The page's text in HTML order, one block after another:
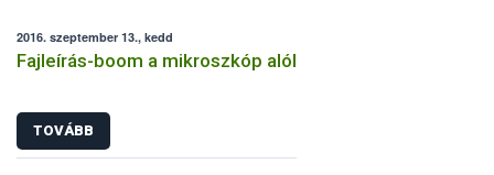
2016. szeptember 13., kedd
Fajleírás-boom a mikroszkóp alól
TOVÁBB